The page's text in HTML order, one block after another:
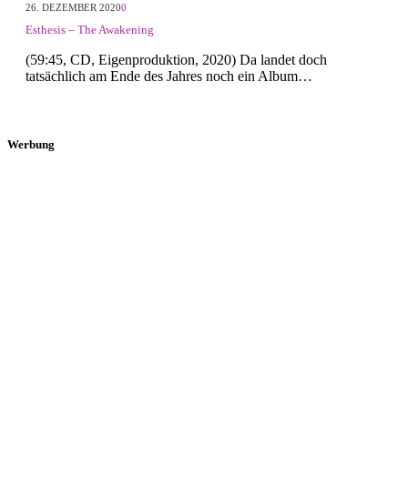
26. DEZEMBER 20200
Esthesis – The Awakening
(59:45, CD, Eigenproduktion, 2020) Da landet doch
tatsächlich am Ende des Jahres noch ein Album…
Werbung